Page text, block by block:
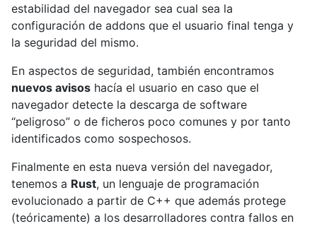
estabilidad del navegador sea cual sea la
configuración de addons que el usuario final tenga y
la seguridad del mismo.
En aspectos de seguridad, también encontramos
nuevos avisos hacía el usuario en caso que el
navegador detecte la descarga de software
“peligroso” o de ficheros poco comunes y por tanto
identificados como sospechosos.
Finalmente en esta nueva versión del navegador,
tenemos a Rust, un lenguaje de programación
evolucionado a partir de C++ que además protege
(teóricamente) a los desarrolladores contra fallos en